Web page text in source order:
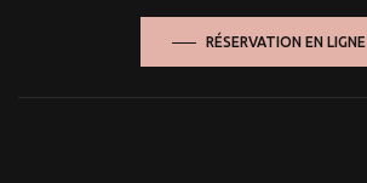
RÉSERVATION EN LIGNE